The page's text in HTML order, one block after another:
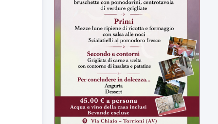
ULTIMI VIDEO
TUTTI I VIDEO
▶
7 AGOSTO 2026 SPORT BENEVENTO